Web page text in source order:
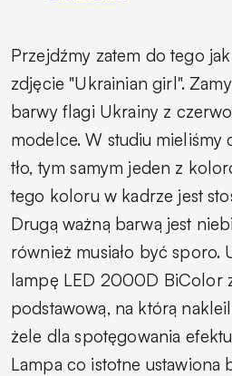
Przejdźmy zatem do tego
zdjęcie "Ukrainian girl".
barwy flagi Ukrainy z
modelce. W studiu mieliśmy
tło, tym samym jeden z
tego koloru w kadrze jest
Drugą ważną barwą jest
również musiało być sporo.
lampę LED 2000D BiColor
podstawową, na którą
żele dla spotęgowania
Lampa co istotne ustawiona